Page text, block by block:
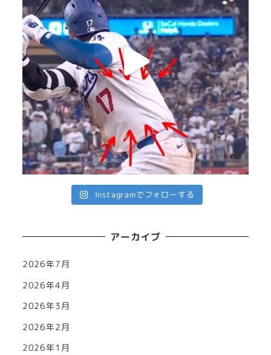
Instagramでフォローする
アーカイブ
2026年7月
2026年4月
2026年3月
2026年2月
2026年1月